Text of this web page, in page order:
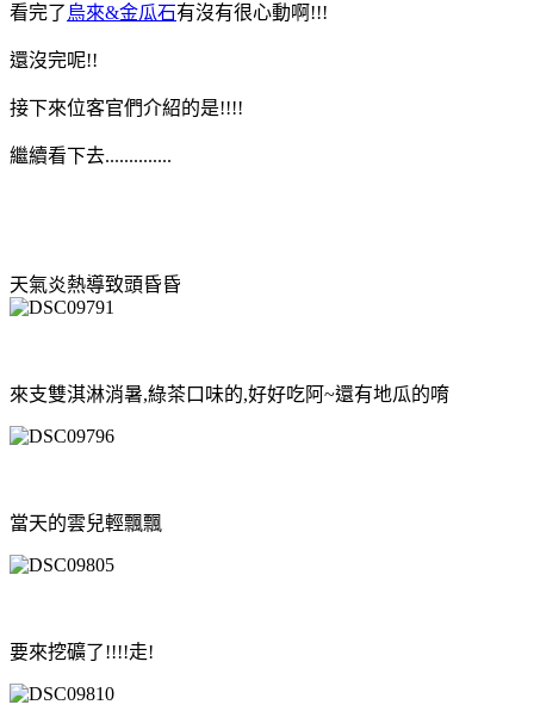
看完了 烏來&金瓜石有沒有很心動啊!!!
還沒完呢!!
接下來位客官們介紹的是!!!!
繼續看下去..............
天氣炎熱導致頭昏昏
來支雙淇淋消暑,綠茶口味的,好好吃阿~還有地瓜的唷
當天的雲兒輕飄飄
要來挖礦了!!!!走!